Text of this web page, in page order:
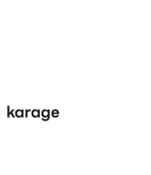
karage